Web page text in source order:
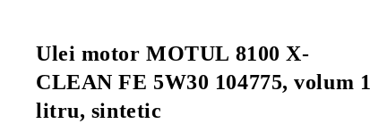
Ulei motor MOTUL 8100 X-
CLEAN FE 5W30 104775, volum 1
litru, sintetic